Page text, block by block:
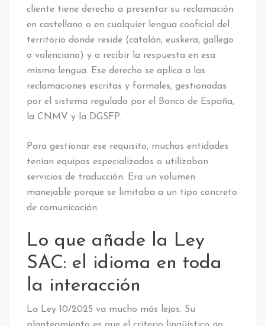
cliente tiene derecho a presentar su reclamación
en castellano o en cualquier lengua cooficial del
territorio donde reside (catalán, euskera, gallego
o valenciano) y a recibir la respuesta en esa
misma lengua. Ese derecho se aplica a las
reclamaciones escritas y formales, gestionadas
por el sistema regulado por el Banco de España,
la CNMV y la DGSFP.
Para gestionar ese requisito, muchas entidades
tenían equipos especializados o utilizaban
servicios de traducción. Era un volumen
manejable porque se limitaba a un tipo concreto
de comunicación.
Lo que añade la Ley
SAC: el idioma en toda
la interacción
La Ley 10/2025 va mucho más lejos. Su